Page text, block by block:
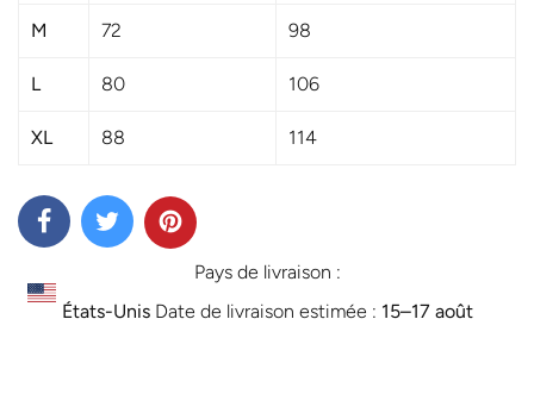
M 72 98
L 80 106
XL 88 114
Pays de livraison :
États-UnisDate de livraison estimée : 15⁠–17 août